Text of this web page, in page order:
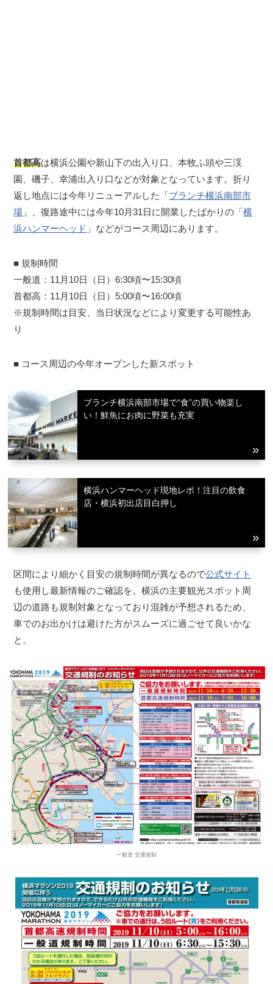
首都高は横浜公園や新山下の出入り口、本牧ふ頭や三渓
園、磯子、幸浦出入り口などが対象となっています。折り
返し地点には今年リニューアルした「ブランチ横浜南部市
場 」、復路途中には今年10月31日に開業したばかりの「横
浜ハンマーヘッド 」などがコース周辺にあります。
■ 規制時間
一般道：11月10日（日）6:30頃〜15:30頃
首都高：11月10日（日）5:00頃〜16:00頃
※規制時間は目安、当日状況などにより変更する可能性あ
り
■ コース周辺の今年オープンした新スポット
ブランチ横浜南部市場で“食”の買い物楽し
い！鮮魚にお肉に野菜も充実
横浜ハンマーヘッド現地レポ！注目の飲食
店・横浜初出店目白押し
区間により細かく目安の規制時間が異なるので公式サイト
も使用し最新情報のご確認を。横浜の主要観光スポット周
辺の道路も規制対象となっており混雑が予想されるため、
車でのお出かけは避けた方がスムーズに過ごせて良いかな
と。
一般道 交通規制